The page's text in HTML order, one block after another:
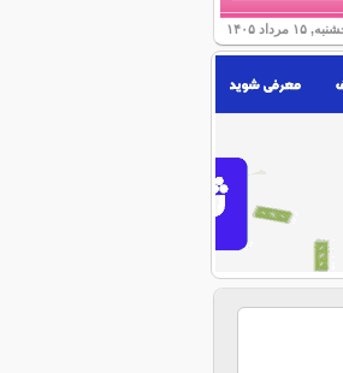
۱۵ مرداد ۱۴۰۵